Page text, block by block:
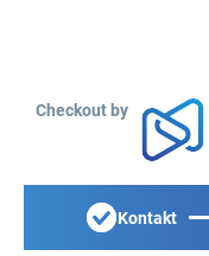
Checkout by
Kontakt